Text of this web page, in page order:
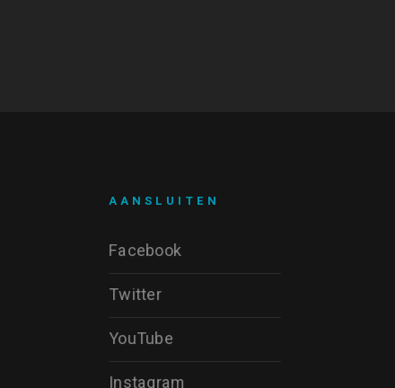
AANSLUITEN
Facebook
Twitter
YouTube
Instagram